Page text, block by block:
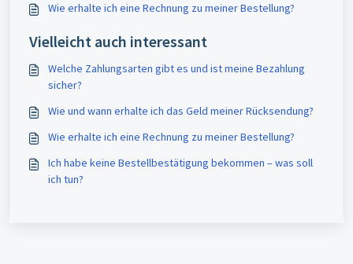
Wie erhalte ich eine Rechnung zu meiner Bestellung?
Vielleicht auch interessant
Welche Zahlungsarten gibt es und ist meine Bezahlung
sicher?
Wie und wann erhalte ich das Geld meiner Rücksendung?
Wie erhalte ich eine Rechnung zu meiner Bestellung?
Ich habe keine Bestellbestätigung bekommen – was soll
ich tun?